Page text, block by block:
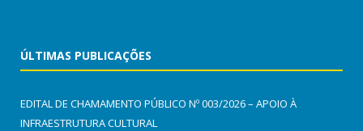
ÚLTIMAS PUBLICAÇÕES
EDITAL DE CHAMAMENTO PÚBLICO Nº 003/2026 – APOIO À
INFRAESTRUTURA CULTURAL